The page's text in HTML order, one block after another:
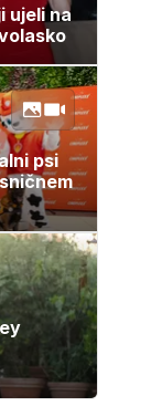
ujeli na
psi